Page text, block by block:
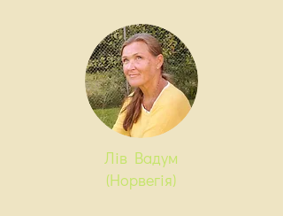
Лів Вадум
(Норвегія)